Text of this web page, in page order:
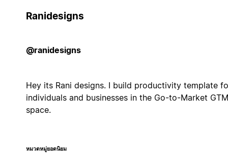
Ranidesigns
@ranidesigns
Hey its Rani designs. I build productivity template
individuals and businesses in the Go-to-Market GTM
space.
หมวดหมู่ยอดนิยม